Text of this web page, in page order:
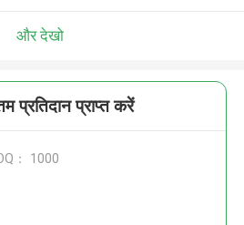
और देखो
प्रतिदान प्राप्त करें
： 1000